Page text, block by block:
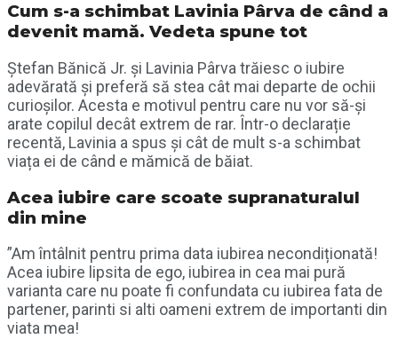
Cum s-a schimbat Lavinia Pârva de când a
devenit mamă. Vedeta spune tot
Ștefan Bănică Jr. și Lavinia Pârva trăiesc o iubire
adevărată și preferă să stea cât mai departe de ochii
curioșilor. Acesta e motivul pentru care nu vor să-și
arate copilul decât extrem de rar. Într-o declarație
recentă, Lavinia a spus și cât de mult s-a schimbat
viața ei de când e mămică de băiat.
Acea iubire care scoate supranaturalul
din mine
”Am întâlnit pentru prima data iubirea necondiționată!
Acea iubire lipsita de ego, iubirea in cea mai pură
varianta care nu poate fi confundata cu iubirea fata de
partener, parinti si alti oameni extrem de importanti din
viata mea!